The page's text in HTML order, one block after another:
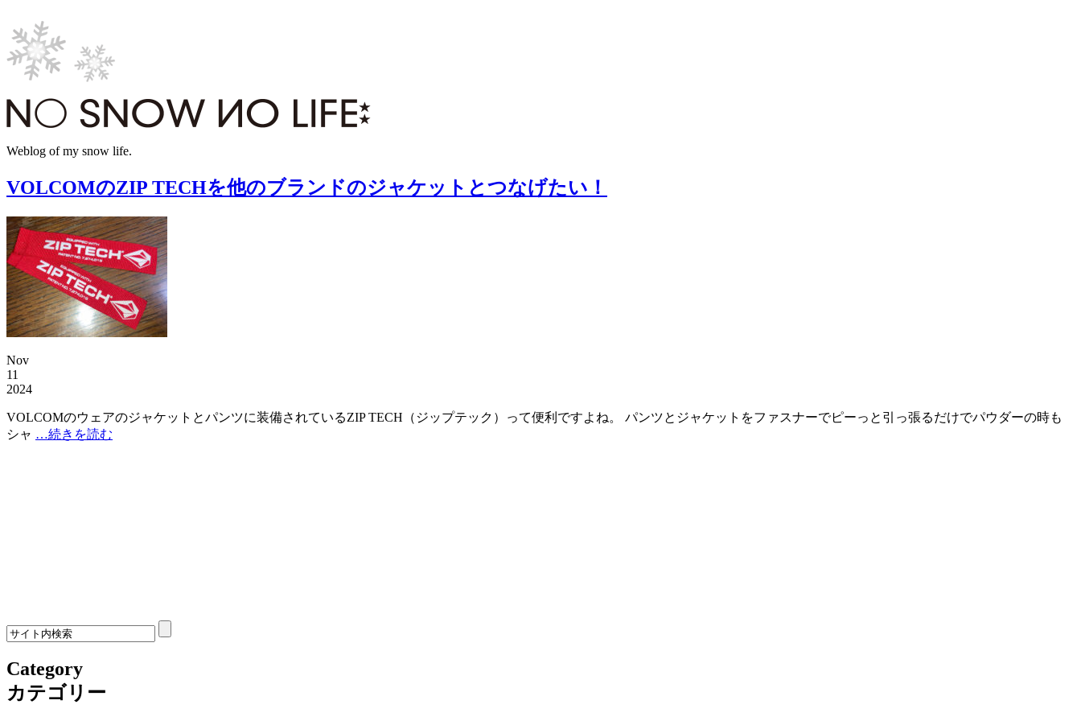
Weblog of my snow life.
VOLCOMのZIP TECHを他のブランドのジャケットとつなげたい！
Nov
11
2024
VOLCOMのウェアのジャケットとパンツに装備されているZIP TECH（ジップテック）って便利ですよね。 パンツとジャケットをファスナーでピーっと引っ張るだけでパウダーの時も
シャ …続きを読む
Category
カテゴリー